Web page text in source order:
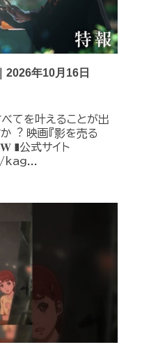
2026年10月16日
てを叶えることが出
︖ 映画『影を売る
❚公式サイト